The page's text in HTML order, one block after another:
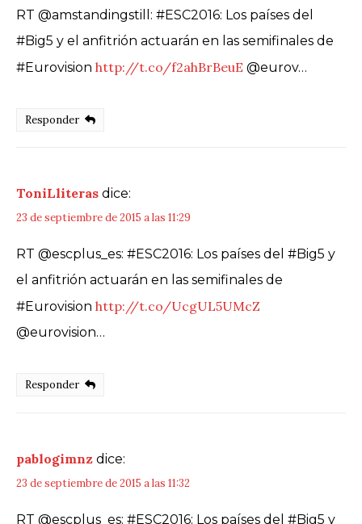
RT @amstandingstill: #ESC2016: Los países del
#Big5 y el anfitrión actuarán en las semifinales de
#Eurovision http://t.co/f2ahBrBeuE @eurov…
Responder
ToniLliteras dice:
23 de septiembre de 2015 a las 11:29
RT @escplus_es: #ESC2016: Los países del #Big5 y
el anfitrión actuarán en las semifinales de
#Eurovision http://t.co/UcgUL5UMcZ
@eurovision…
Responder
pablogimnz dice:
23 de septiembre de 2015 a las 11:32
RT @escplus_es: #ESC2016: Los países del #Big5 y